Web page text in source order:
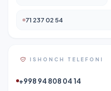
71 237 02 54
ISHONCH TELEFONI
+998 94 808 04 14